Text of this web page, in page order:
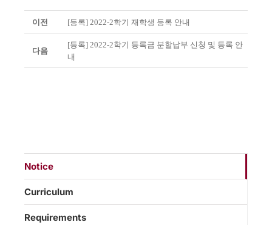
이전 [등록] 2022-2학기 재학생 등록 안내
다음
[등록] 2022-2학기 등록금 분할납부 신청 및 등록 안
내
Notice
Curriculum
Requirements